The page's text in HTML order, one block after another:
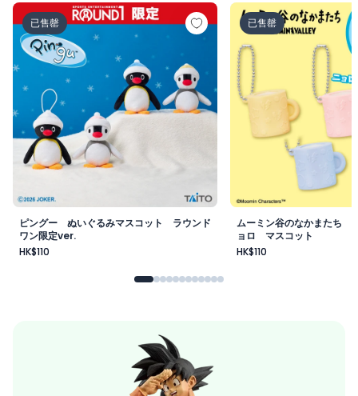
ピングー ぬいぐるみマスコット ラウンドワン限定ver.
已售罄
ピングー ぬいぐるみマスコット ラウンド
ワン限定ver.
HK$110
ムーミン谷のなかま
已售罄
ムーミン谷のなかまたち
ョロ マスコット
HK$110